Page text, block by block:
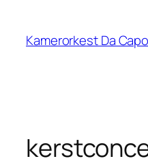
Kamerorkest Da Capo